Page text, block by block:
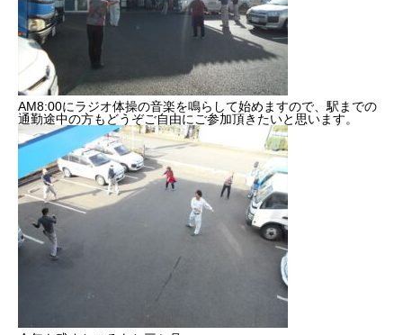
よくある質問
インタビュー
BUSINESS 施工実績を知る
2022年度
2023年度
2024年度
AM8:00にラジオ体操の音楽を鳴らして始めますので、駅までの
通勤途中の方もどうぞご自由にご参加頂きたいと思います。